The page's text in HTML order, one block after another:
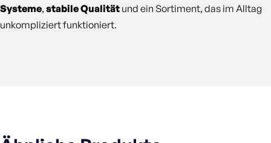
Systeme, stabile Qualität und ein Sortiment, das im Alltag
unkompliziert funktioniert.